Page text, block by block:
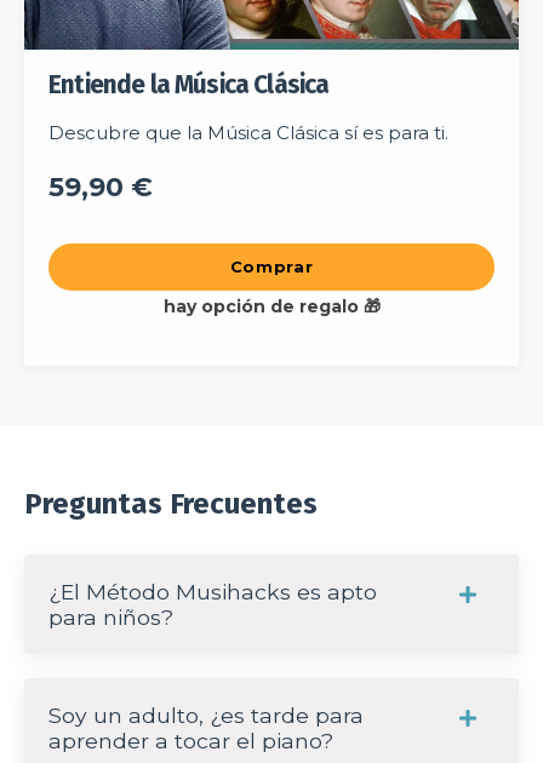
Entiende la Música Clásica
Descubre que la Música Clásica sí es para ti.
59,90 €
Comprar
hay opción de regalo 🎁
Preguntas Frecuentes
¿El Método Musihacks es apto
para niños?
Soy un adulto, ¿es tarde para
aprender a tocar el piano?